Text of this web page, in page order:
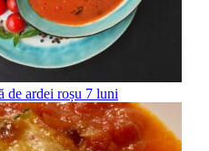
de ardei roșu 7 luni